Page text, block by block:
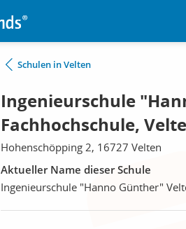
Schulen in Velten
Ingenieurschule
Fachhochschule,
Hohenschöpping 2, 16727 Velten
Aktueller Name dieser Schule
Ingenieurschule "Hanno Günther"